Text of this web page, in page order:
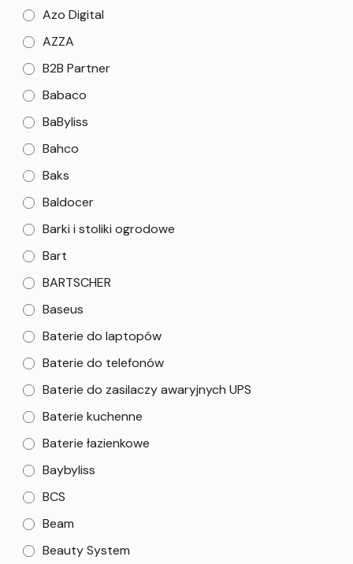
Azo Digital
AZZA
B2B Partner
Babaco
BaByliss
Bahco
Baks
Baldocer
Barki i stoliki ogrodowe
Bart
BARTSCHER
Baseus
Baterie do laptopów
Baterie do telefonów
Baterie do zasilaczy awaryjnych UPS
Baterie kuchenne
Baterie łazienkowe
Baybyliss
BCS
Beam
Beauty System